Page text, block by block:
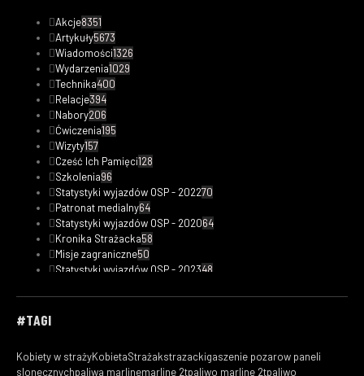
Akcje8351
Artykuły5673
Wiadomości1326
Wydarzenia1029
Technika400
Relacje394
Nabory206
Ćwiczenia195
Wizyty157
Cześć Ich Pamięci128
Szkolenia96
Statystyki wyjazdów OSP - 202270
Patronat medialny64
Statystyki wyjazdów OSP - 202064
Kronika Strażacka58
Misje zagraniczne50
Statystyki wyjazdów OSP - 202348
Fotorelacje33
Statystyki wyjazdów OSP - 201918
#TAGI
Kobiety w strażyKobietaStrażakstrazackigaszenie pozarow paneli
slonecznychpaliwa marlinemarline 2tpaliwo marline 2tpaliwo